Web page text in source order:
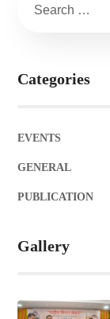
Categories
EVENTS
GENERAL
PUBLICATION
Gallery